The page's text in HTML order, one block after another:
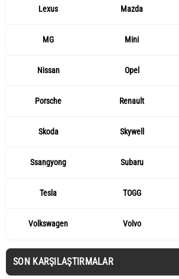
Lexus Mazda
MG Mini
Nissan Opel
Porsche Renault
Skoda Skywell
Ssangyong Subaru
Tesla TOGG
Volkswagen Volvo
SON KARŞILAŞTIRMALAR